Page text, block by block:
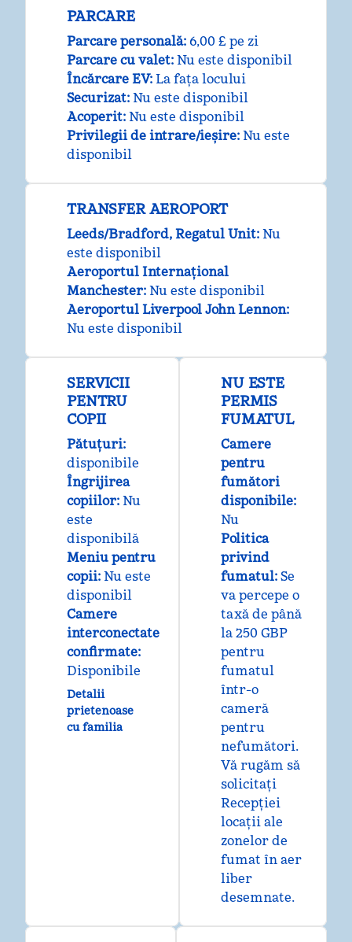
PARCARE
Parcare personală: 6,00 £ pe zi
Parcare cu valet: Nu este disponibil
Încărcare EV: La fața locului
Securizat: Nu este disponibil
Acoperit: Nu este disponibil
Privilegii de intrare/ieșire: Nu este
disponibil
TRANSFER AEROPORT
Leeds/Bradford, Regatul Unit: Nu
este disponibil
Aeroportul Internațional
Manchester: Nu este disponibil
Aeroportul Liverpool John Lennon:
Nu este disponibil
SERVICII
PENTRU
COPII
Pătuțuri:
disponibile
Îngrijirea
copiilor: Nu
este
disponibilă
Meniu pentru
copii: Nu este
disponibil
Camere
interconectate
confirmate:
Disponibile
Detalii
prietenoase
cu familia
NU ESTE
PERMIS
FUMATUL
Camere
pentru
fumători
disponibile:
Nu
Politica
privind
fumatul: Se
va percepe o
taxă de până
la 250 GBP
pentru
fumatul
într-o
cameră
pentru
nefumători.
Vă rugăm să
solicitați
Recepției
locații ale
zonelor de
fumat în aer
liber
desemnate.